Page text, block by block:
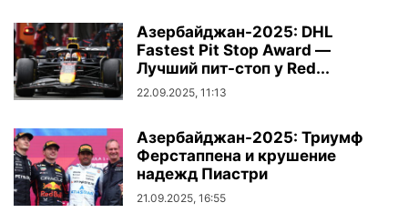
Азербайджан-2025: DHL
Fastest Pit Stop Award —
Лучший пит-стоп у Red...
22.09.2025, 11:13
Азербайджан-2025: Триумф
Ферстаппена и крушение
надежд Пиастри
21.09.2025, 16:55